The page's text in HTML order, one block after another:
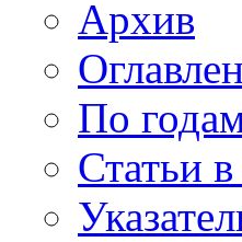
Архив
По
Статьи